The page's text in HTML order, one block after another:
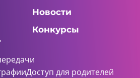
Новости
Конкурсы
Доступ для родителей